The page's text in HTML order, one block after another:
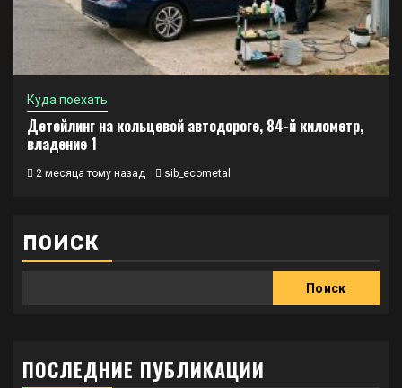
Куда поехать
Детейлинг на кольцевой автодороге, 84-й километр,
владение 1
2 месяца тому назад sib_ecometal
ПОИСК
Поиск
ПОСЛЕДНИЕ ПУБЛИКАЦИИ